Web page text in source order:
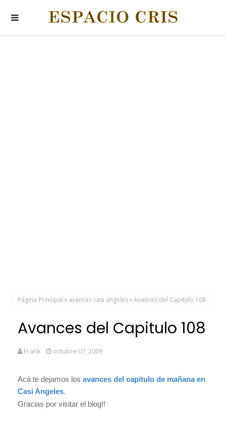
Página Principal avances casi angeles Avances del Capitulo 108
Avances del Capitulo 108
Frank octubre 07, 2009
Acá te dejamos los avances del capitulo de mañana en
Casi Angeles.
Gracias por visitar el blog!!